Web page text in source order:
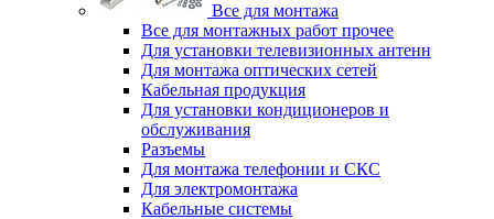
Все для монтажа
Все для монтажных работ прочее
Для установки телевизионных антенн
Для монтажа оптических сетей
Кабельная продукция
Для установки кондиционеров и
обслуживания
Разъемы
Для монтажа телефонии и СКС
Для электромонтажа
Кабельные системы